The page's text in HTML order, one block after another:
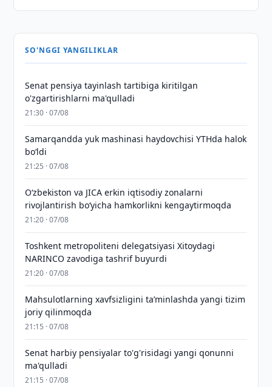
SO'NGGI YANGILIKLAR
Senat pensiya tayinlash tartibiga kiritilgan
o'zgartirishlarni ma'qulladi
21:30 · 07/08
Samarqandda yuk mashinasi haydovchisi YTHda halok
bo‘ldi
21:25 · 07/08
Oʻzbekiston va JICA erkin iqtisodiy zonalarni
rivojlantirish boʻyicha hamkorlikni kengaytirmoqda
21:20 · 07/08
Toshkent metropoliteni delegatsiyasi Xitoydagi
NARINCO zavodiga tashrif buyurdi
21:20 · 07/08
Mahsulotlarning xavfsizligini taʼminlashda yangi tizim
joriy qilinmoqda
21:15 · 07/08
Senat harbiy pensiyalar to'g'risidagi yangi qonunni
ma'qulladi
21:15 · 07/08